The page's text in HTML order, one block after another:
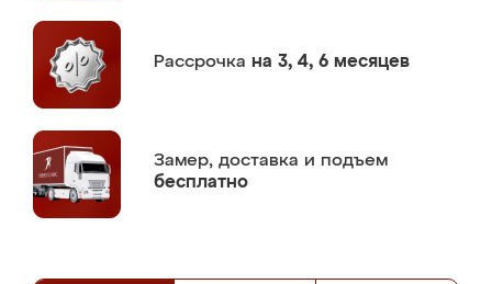
Рассрочка на 3, 4, 6 месяцев
Замер, доставка и подъем
бесплатно